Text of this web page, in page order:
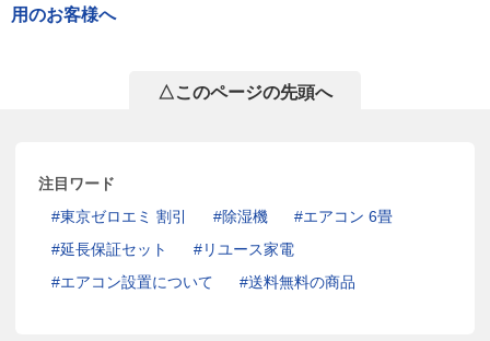
用のお客様へ
△このページの先頭へ
注目ワード
東京ゼロエミ 割引
除湿機
エアコン 6畳
延長保証セット
リユース家電
エアコン設置について
送料無料の商品